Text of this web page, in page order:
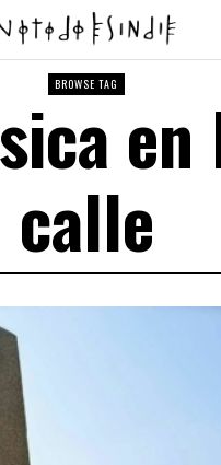
BROWSE TAG
en
calle